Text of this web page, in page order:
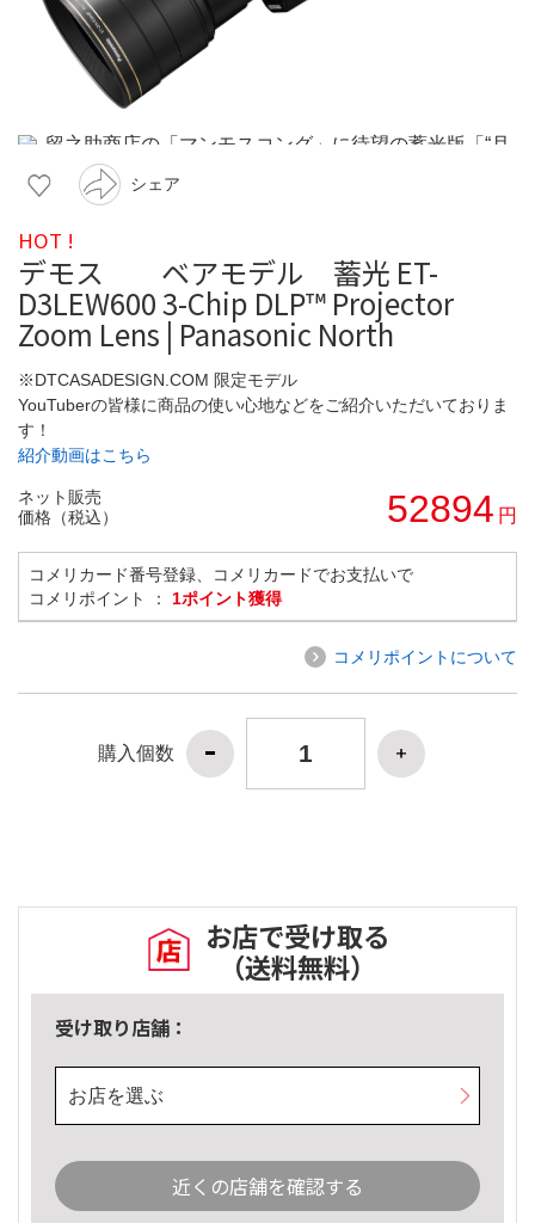
シェア
HOT !
デモス ベアモデル 蓄光 ET-
D3LEW600 3-Chip DLP™ Projector
Zoom Lens | Panasonic North
※DTCASADESIGN.COM 限定モデル
YouTuberの皆様に商品の使い心地などをご紹介いただいておりま
す！
紹介動画はこちら
ネット販売
価格（税込）
52894 円
コメリカード番号登録、コメリカードでお支払いで
コメリポイント ： 1ポイント獲得
コメリポイントについて
購入個数
お店で受け取る
（送料無料）
受け取り店舗：
お店を選ぶ
近くの店舗を確認する